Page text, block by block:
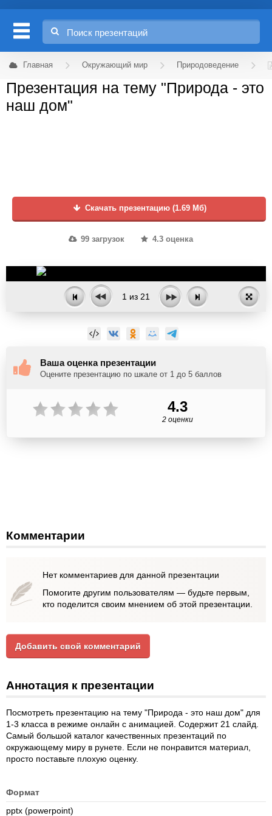
Главная Окружающий мир Природоведение
Презентация на тему "Природа - это
наш дом"
Скачать презентацию (1.69 Мб)
99 загрузок 4.3 оценка
1 из 21
Ваша оценка презентации
Оцените презентацию по шкале от 1 до 5 баллов
4.3
2 оценки
Комментарии
Нет комментариев для данной презентации
Помогите другим пользователям — будьте первым,
кто поделится своим мнением об этой презентации.
Добавить свой комментарий
Аннотация к презентации
Посмотреть презентацию на тему "Природа - это наш дом" для
1-3 класса в режиме онлайн с анимацией. Содержит 21 слайд.
Самый большой каталог качественных презентаций по
окружающему миру в рунете. Если не понравится материал,
просто поставьте плохую оценку.
Формат
pptx (powerpoint)